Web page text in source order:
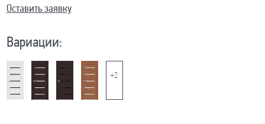
Оставить заявку
Вариации:
+2